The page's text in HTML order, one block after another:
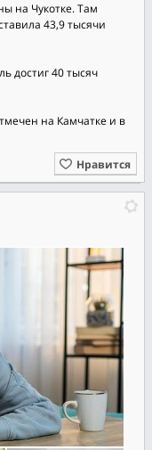
на Чукотке. Там
43,9 тысячи
достиг 40 тысяч
на Камчатке и в
Нравится